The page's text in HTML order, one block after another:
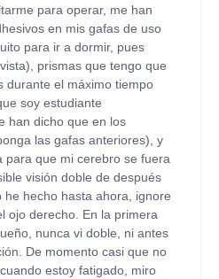
para operar, me han
en mis gafas de uso
para ir a dormir, pues
prismas que tengo que
durante el máximo tiempo
soy estudiante
han dicho que en los
las gafas anteriores), y
para que mi cerebro se fuera
visión doble de después
hecho hasta ahora, ignore
ojo derecho. En la primera
nunca vi doble, ni antes
De momento casi que no
estoy fatigado, miro